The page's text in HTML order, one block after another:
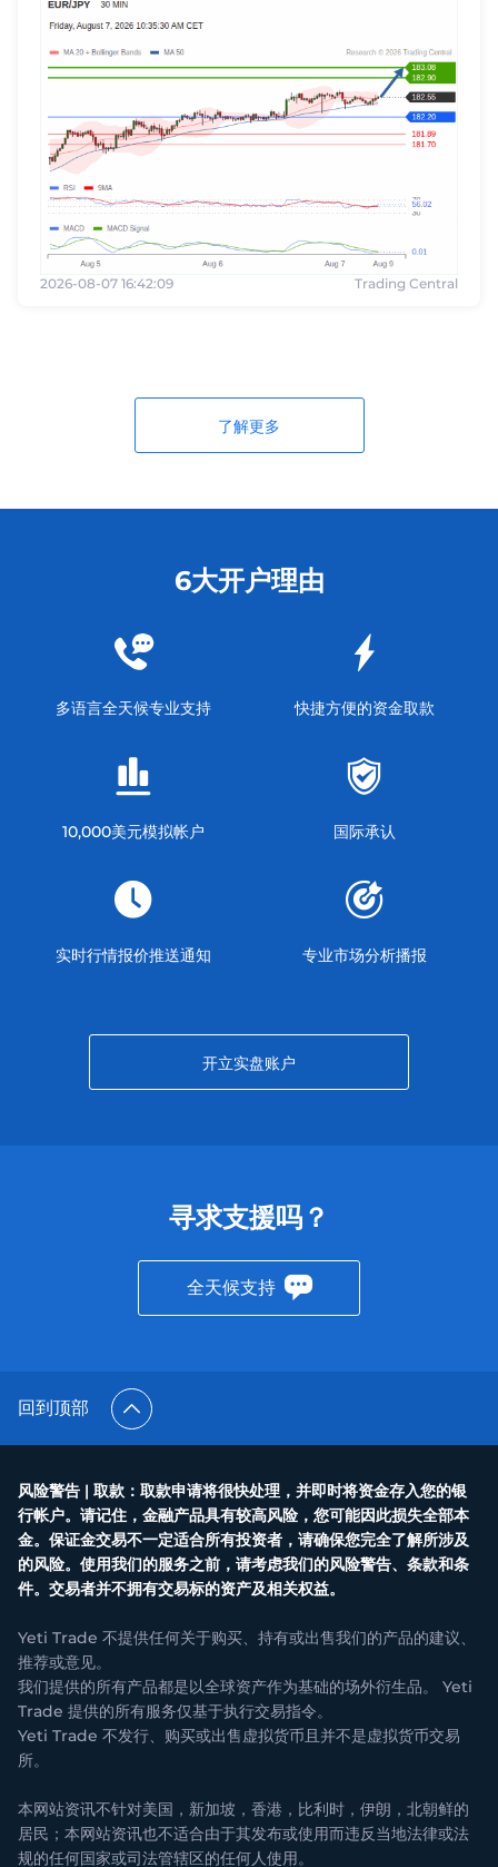
2026-08-07 16:42:09 Trading Central
了解更多
6大开户理由
多语言全天候专业支持 快捷方便的资金取款
10,000美元模拟帐户 国际承认
实时行情报价推送通知 专业市场分析播报
开立实盘账户
寻求支援吗？
全天候支持
回到顶部
风险警告 | 取款：取款申请将很快处理，并即时将资金存入您的银
行帐户。请记住，金融产品具有较高风险，您可能因此损失全部本
金。保证金交易不一定适合所有投资者，请确保您完全了解所涉及
的风险。使用我们的服务之前，请考虑我们的风险警告、条款和条
件。交易者并不拥有交易标的资产及相关权益。
Yeti Trade 不提供任何关于购买、持有或出售我们的产品的建议、
推荐或意见。
我们提供的所有产品都是以全球资产作为基础的场外衍生品。 Yeti
Trade 提供的所有服务仅基于执行交易指令。
Yeti Trade 不发行、购买或出售虚拟货币且并不是虚拟货币交易
所。
本网站资讯不针对美国，新加坡，香港，比利时，伊朗，北朝鲜的
居民；本网站资讯也不适合由于其发布或使用而违反当地法律或法
规的任何国家或司法管辖区的任何人使用。